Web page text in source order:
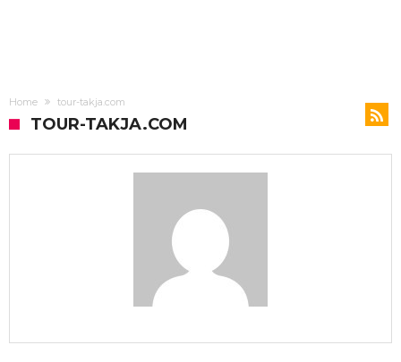
Home tour-takja.com
TOUR-TAKJA.COM